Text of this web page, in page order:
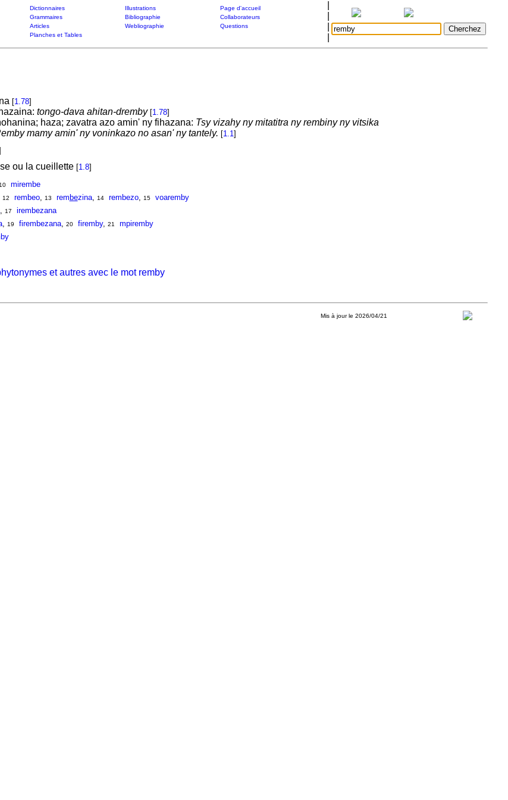
Dictionnaires Illustrations
Page d'accueil
Grammaires Bibliographie
Collaborateurs
Articles Webliographie
Questions
Planches et Tables
[1.78]
tongo-dava ahitan-dremby [1.78]
haza; zavatra azo amin' ny fihazana: Tsy vizahy ny mitatitra ny rembiny ny vitsika
mamy amin' ny voninkazo no asan' ny tantely. [1.1]
ou la cueillette [1.8]
10
mirembe
12 rembeo, 13 rem bezina, 14 rembezo, 15
voaremby
, 17
irembezana
, 19 firembezana, 20 firemby, 21
mpiremby
et autres avec le mot remby
Mis à jour le 2026/04/21